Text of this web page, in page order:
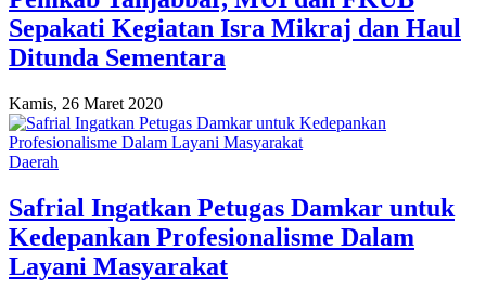
Sepakati Kegiatan Isra Mikraj dan Haul
Ditunda Sementara
Kamis, 26 Maret 2020
Daerah
Safrial Ingatkan Petugas Damkar untuk
Kedepankan Profesionalisme Dalam
Layani Masyarakat